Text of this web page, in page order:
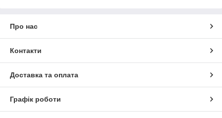
Про нас
Контакти
Доставка та оплата
Графік роботи